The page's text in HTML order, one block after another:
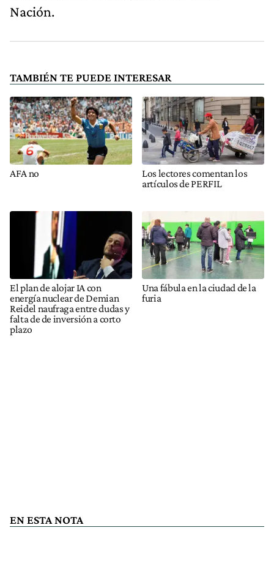
Nación.
TAMBIÉN TE PUEDE INTERESAR
AFA no
Los lectores comentan los
artículos de PERFIL
El plan de alojar IA con
energía nuclear de Demian
Reidel naufraga entre dudas y
falta de de inversión a corto
plazo
Una fábula en la ciudad de la
furia
EN ESTA NOTA